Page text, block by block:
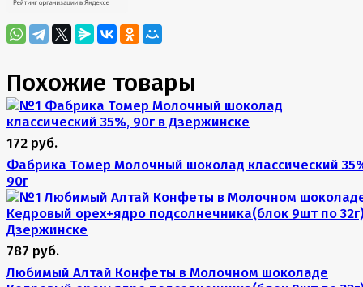
Похожие товары
172 руб.
Фабрика Томер Молочный шоколад классический
90г
787 руб.
Любимый Алтай Конфеты в Молочном шоколаде